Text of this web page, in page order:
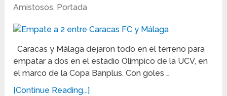
Amistosos, Portada
Caracas y Málaga dejaron todo en el terreno para
empatar a dos en el estadio Olímpico de la UCV, en
el marco de la Copa Banplus. Con goles …
[Continue Reading...]